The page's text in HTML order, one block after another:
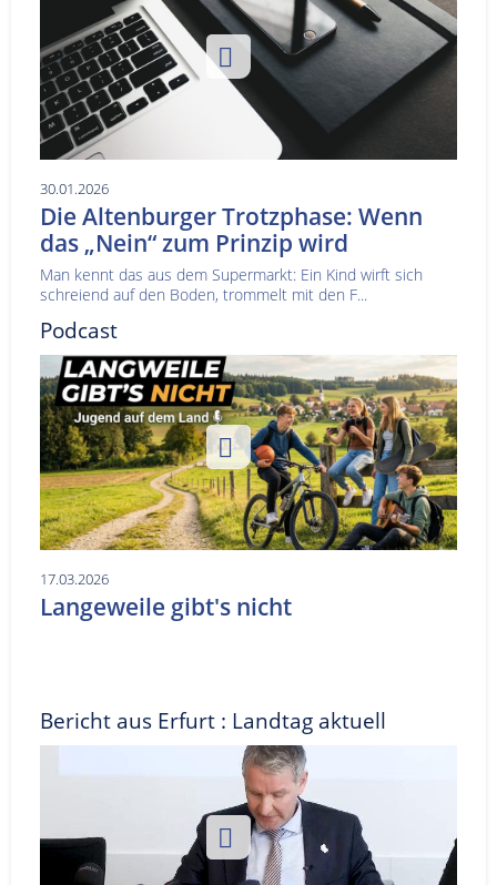
30.01.2026
Die Altenburger Trotzphase: Wenn
das „Nein“ zum Prinzip wird
Man kennt das aus dem Supermarkt: Ein Kind wirft sich
schreiend auf den Boden, trommelt mit den F...
Podcast
17.03.2026
Langeweile gibt's nicht
Bericht aus Erfurt : Landtag aktuell